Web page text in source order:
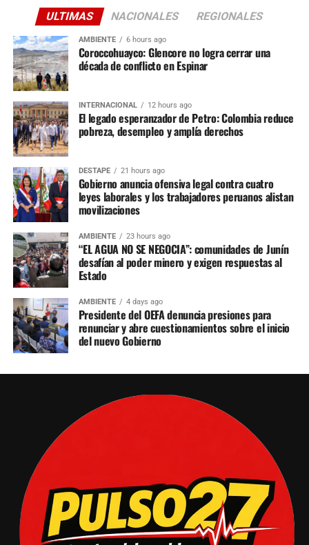
ULTIMAS NACIONALES REGIONALES
AMBIENTE 6 hours ago
Coroccohuayco: Glencore no logra cerrar una
década de conflicto en Espinar
INTERNACIONAL 12 hours ago
El legado esperanzador de Petro: Colombia reduce
pobreza, desempleo y amplía derechos
DESTAPE 21 hours ago
Gobierno anuncia ofensiva legal contra cuatro
leyes laborales y los trabajadores peruanos alistan
movilizaciones
AMBIENTE 23 hours ago
“EL AGUA NO SE NEGOCIA”: comunidades de Junín
desafían al poder minero y exigen respuestas al
Estado
AMBIENTE 4 days ago
Presidente del OEFA denuncia presiones para
renunciar y abre cuestionamientos sobre el inicio
del nuevo Gobierno